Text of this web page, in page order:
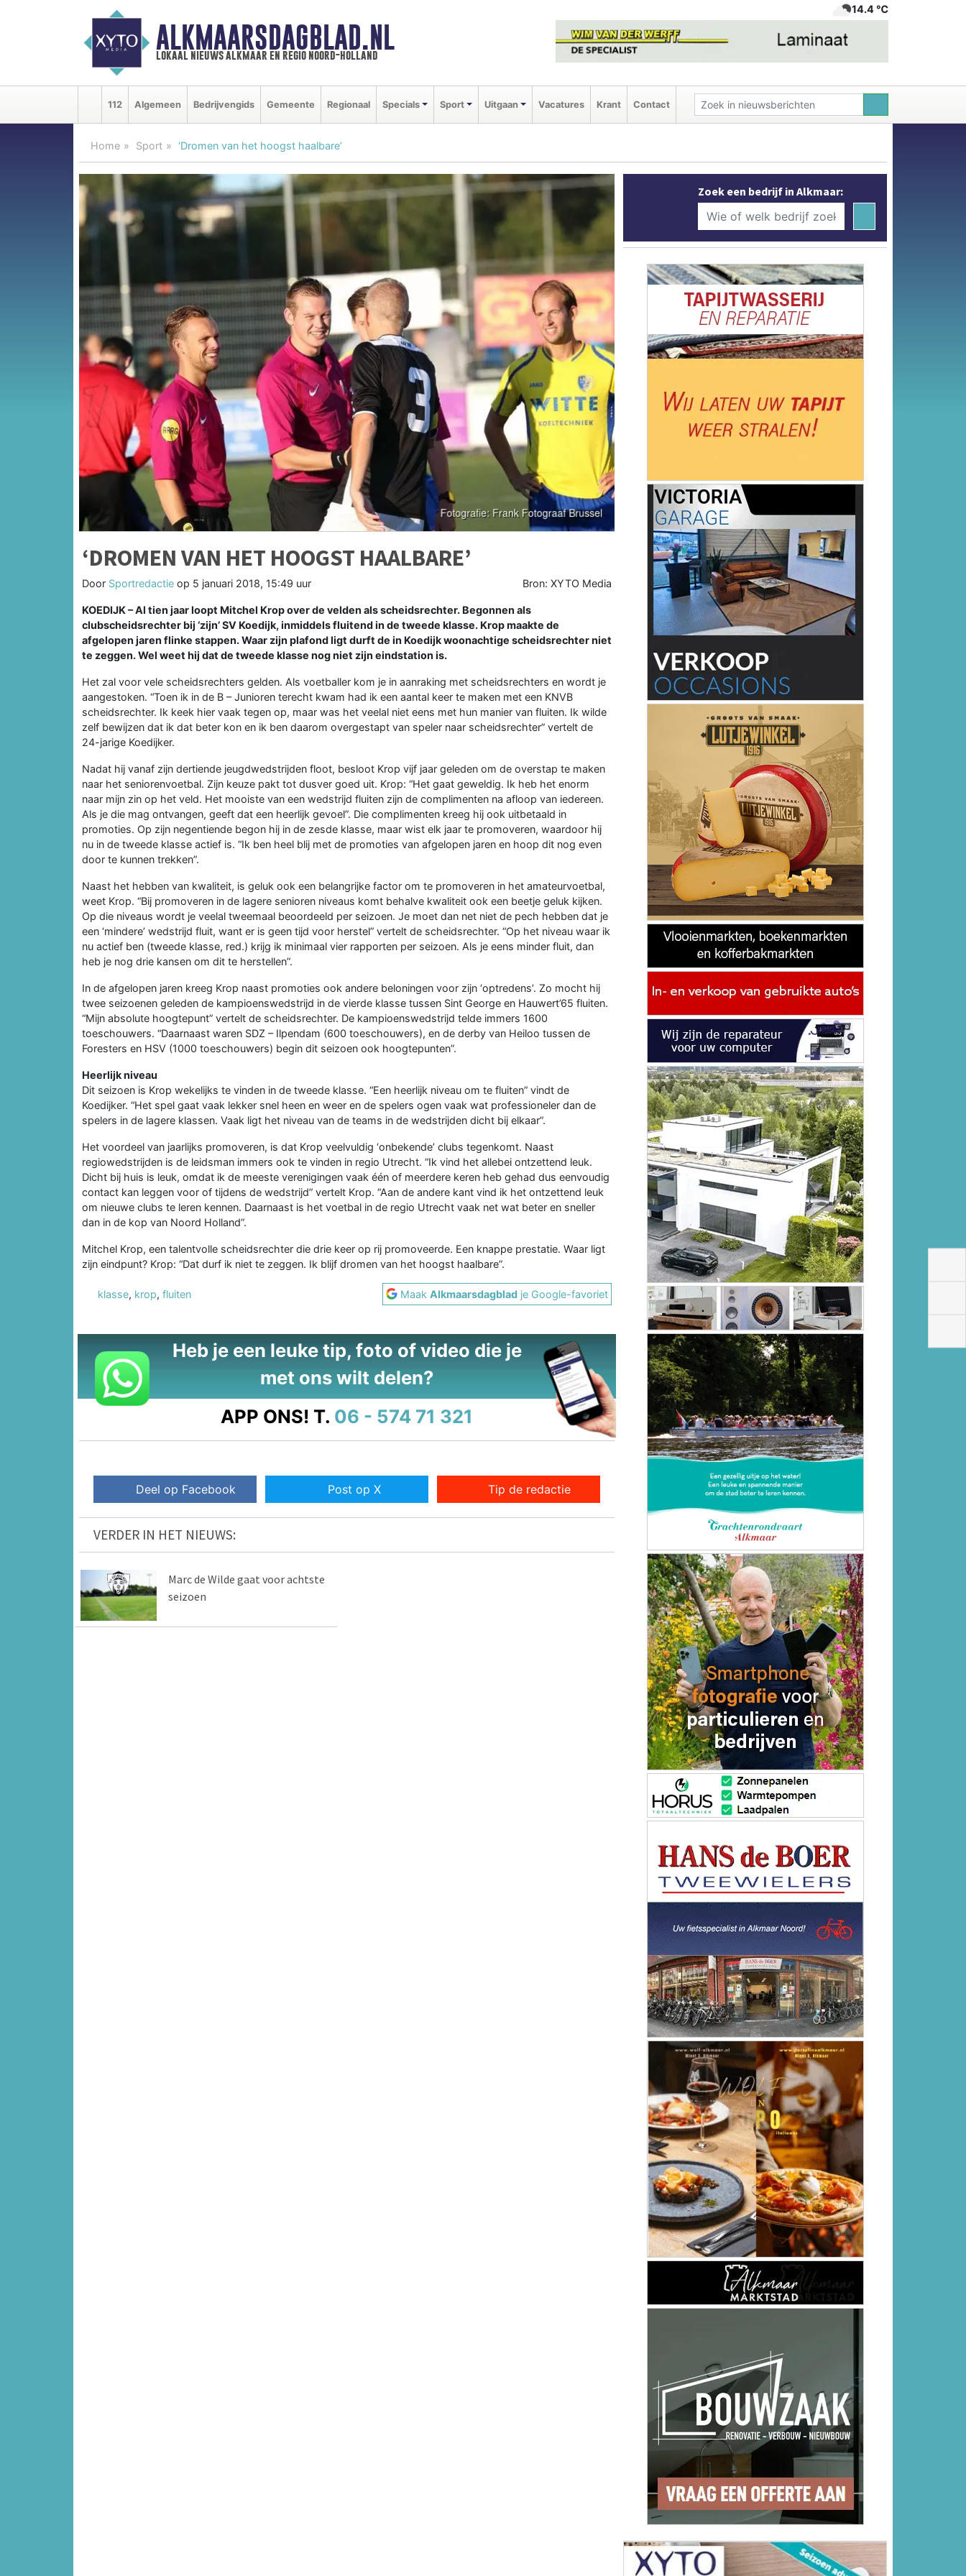
ALKMAARSDAGBLAD.NL
lokaal nieuws alkmaar en regio noord-holland
14.4 ℃
112 Algemeen Bedrijvengids Gemeente Regionaal Specials Sport Uitgaan Vacatures Krant Contact
Home Sport ‘Dromen van het hoogst haalbare’
‘DROMEN VAN HET HOOGST HAALBARE’
Door Sportredactie op 5 januari 2018, 15:49 uur Bron: XYTO Media
KOEDIJK – Al tien jaar loopt Mitchel Krop over de velden als scheidsrechter. Begonnen als
clubscheidsrechter bij ‘zijn’ SV Koedijk, inmiddels fluitend in de tweede klasse. Krop maakte de
afgelopen jaren flinke stappen. Waar zijn plafond ligt durft de in Koedijk woonachtige scheidsrechter niet
te zeggen. Wel weet hij dat de tweede klasse nog niet zijn eindstation is.
Het zal voor vele scheidsrechters gelden. Als voetballer kom je in aanraking met scheidsrechters en wordt je
aangestoken. “Toen ik in de B – Junioren terecht kwam had ik een aantal keer te maken met een KNVB
scheidsrechter. Ik keek hier vaak tegen op, maar was het veelal niet eens met hun manier van fluiten. Ik wilde
zelf bewijzen dat ik dat beter kon en ik ben daarom overgestapt van speler naar scheidsrechter” vertelt de
24-jarige Koedijker.
Nadat hij vanaf zijn dertiende jeugdwedstrijden floot, besloot Krop vijf jaar geleden om de overstap te maken
naar het seniorenvoetbal. Zijn keuze pakt tot dusver goed uit. Krop: “Het gaat geweldig. Ik heb het enorm
naar mijn zin op het veld. Het mooiste van een wedstrijd fluiten zijn de complimenten na afloop van iedereen.
Als je die mag ontvangen, geeft dat een heerlijk gevoel”. Die complimenten kreeg hij ook uitbetaald in
promoties. Op zijn negentiende begon hij in de zesde klasse, maar wist elk jaar te promoveren, waardoor hij
nu in de tweede klasse actief is. “Ik ben heel blij met de promoties van afgelopen jaren en hoop dit nog even
door te kunnen trekken”.
Naast het hebben van kwaliteit, is geluk ook een belangrijke factor om te promoveren in het amateurvoetbal,
weet Krop. “Bij promoveren in de lagere senioren niveaus komt behalve kwaliteit ook een beetje geluk kijken.
Op die niveaus wordt je veelal tweemaal beoordeeld per seizoen. Je moet dan net niet de pech hebben dat je
een ‘mindere’ wedstrijd fluit, want er is geen tijd voor herstel” vertelt de scheidsrechter. “Op het niveau waar ik
nu actief ben (tweede klasse, red.) krijg ik minimaal vier rapporten per seizoen. Als je eens minder fluit, dan
heb je nog drie kansen om dit te herstellen”.
In de afgelopen jaren kreeg Krop naast promoties ook andere beloningen voor zijn ‘optredens’. Zo mocht hij
twee seizoenen geleden de kampioenswedstrijd in de vierde klasse tussen Sint George en Hauwert’65 fluiten.
“Mijn absolute hoogtepunt” vertelt de scheidsrechter. De kampioenswedstrijd telde immers 1600
toeschouwers. “Daarnaast waren SDZ – Ilpendam (600 toeschouwers), en de derby van Heiloo tussen de
Foresters en HSV (1000 toeschouwers) begin dit seizoen ook hoogtepunten”.
Heerlijk niveau
Dit seizoen is Krop wekelijks te vinden in de tweede klasse. “Een heerlijk niveau om te fluiten” vindt de
Koedijker. “Het spel gaat vaak lekker snel heen en weer en de spelers ogen vaak wat professioneler dan de
spelers in de lagere klassen. Vaak ligt het niveau van de teams in de wedstrijden dicht bij elkaar”.
Het voordeel van jaarlijks promoveren, is dat Krop veelvuldig ‘onbekende’ clubs tegenkomt. Naast
regiowedstrijden is de leidsman immers ook te vinden in regio Utrecht. “Ik vind het allebei ontzettend leuk.
Dicht bij huis is leuk, omdat ik de meeste verenigingen vaak één of meerdere keren heb gehad dus eenvoudig
contact kan leggen voor of tijdens de wedstrijd” vertelt Krop. “Aan de andere kant vind ik het ontzettend leuk
om nieuwe clubs te leren kennen. Daarnaast is het voetbal in de regio Utrecht vaak net wat beter en sneller
dan in de kop van Noord Holland”.
Mitchel Krop, een talentvolle scheidsrechter die drie keer op rij promoveerde. Een knappe prestatie. Waar ligt
zijn eindpunt? Krop: “Dat durf ik niet te zeggen. Ik blijf dromen van het hoogst haalbare”.
klasse, krop, fluiten MaakAlkmaarsdagblad je Google-favoriet
Heb je een leuke tip, foto of video die je
met ons wilt delen?
APP ONS! T. 06 - 574 71 321
Deel op Facebook Post op X Tip de redactie
VERDER IN HET NIEUWS:
Marc de Wilde gaat voor achtste
seizoen
Zoek een bedrijf in Alkmaar: